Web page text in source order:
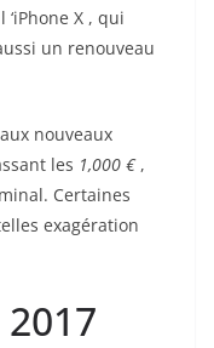
X , qui
un renouveau
nouveaux
les 1,000 € ,
Certaines
exagération